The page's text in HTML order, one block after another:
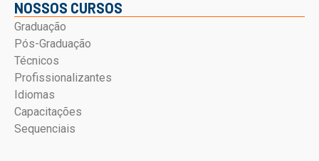
NOSSOS CURSOS
Graduação
Pós-Graduação
Técnicos
Profissionalizantes
Idiomas
Capacitações
Sequenciais